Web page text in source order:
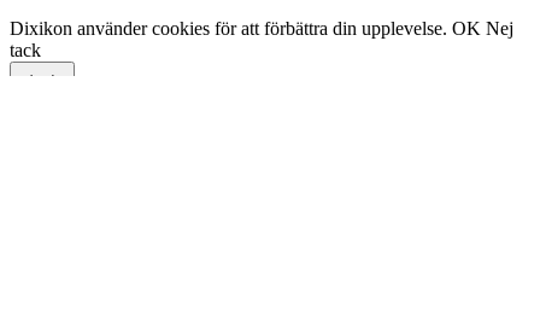
Dixikon använder cookies för att förbättra din upplevelse. OK Nej
tack